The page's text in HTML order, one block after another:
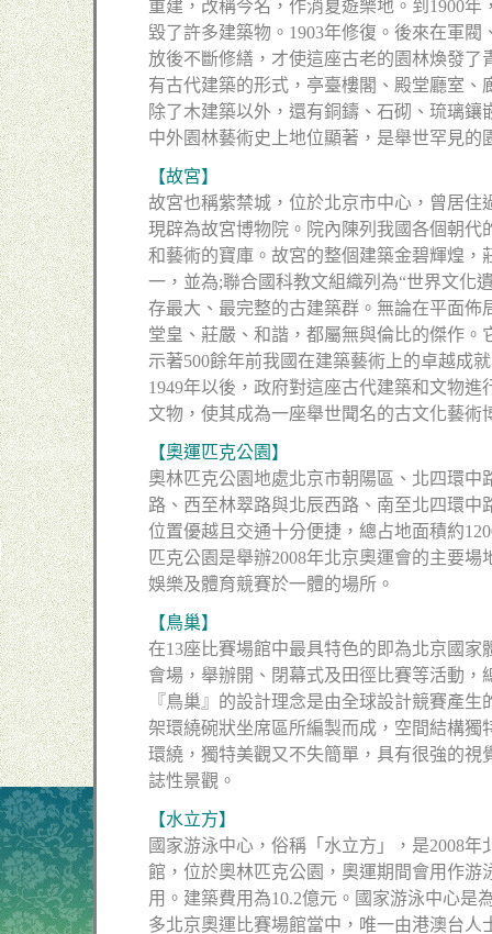
重建，改稱今名，作消夏遊樂地。到1900年
毀了許多建築物。1903年修復。後來在軍
放後不斷修繕，才使這座古老的園林煥發了
有古代建築的形式，亭臺樓閣、殿堂廳室、
除了木建築以外，還有銅鑄、石砌、琉璃
中外園林藝術史上地位顯著，是舉世罕見的
【故宮】
故宮也稱紫禁城，位於北京市中心，曾居住
現辟為故宮博物院。院內陳列我國各個朝代
和藝術的寶庫。故宮的整個建築金碧輝煌，
一，並為;聯合國科教文組織列為“世界文化
存最大、最完整的古建築群。無論在平面佈
堂皇、莊嚴、和諧，都屬無與倫比的傑作。
示著500餘年前我國在建築藝術上的卓越成
1949年以後，政府對這座古代建築和文物
文物，使其成為一座舉世聞名的古文化藝術
【奧運匹克公園】
奧林匹克公園地處北京市朝陽區、北四環中
路、西至林翠路與北辰西路、南至北四環中
位置優越且交通十分便捷，總占地面積約
匹克公園是舉辦2008年北京奧運會的主要
娛樂及體育競賽於一體的場所。
【鳥巢】
在13座比賽場館中最具特色的即為北京國家
會場，舉辦開、閉幕式及田徑比賽等活動，
『鳥巢』的設計理念是由全球設計競賽產
架環繞碗狀坐席區所編製而成，空間結構獨
環繞，獨特美觀又不失簡單，具有很強的視
誌性景觀。
【水立方】
國家游泳中心，俗稱「水立方」，是2008
館，位於奧林匹克公園，奧運期間會用作游
用。建築費用為10.2億元。國家游泳中心是
多北京奧運比賽場館當中，唯一由港澳台人